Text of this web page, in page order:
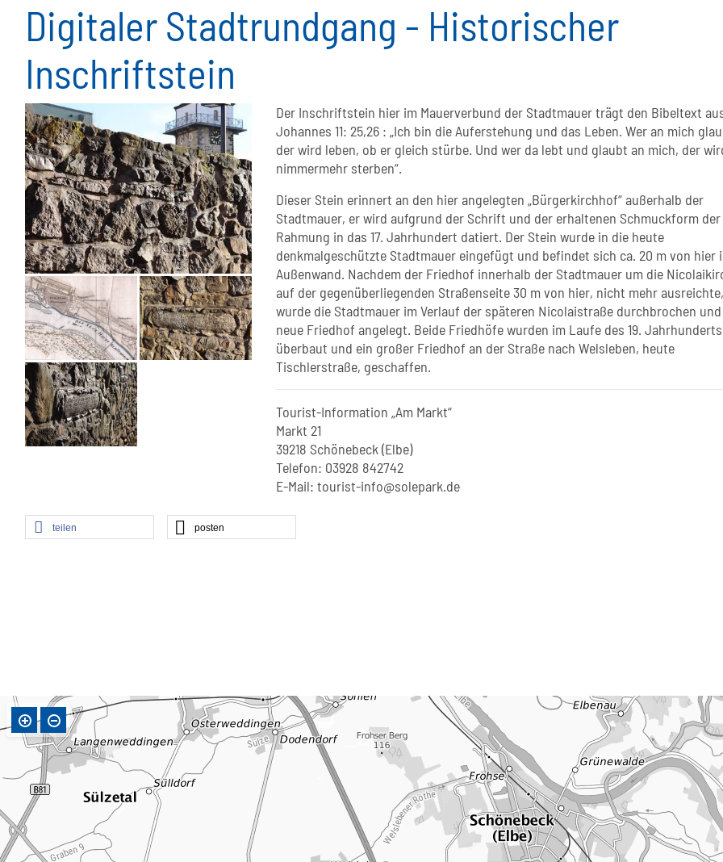
Digitaler Stadtrundgang - Historischer
Inschriftstein
Der Inschriftstein hier im Mauerverbund der Stadtmauer trägt den Bibeltext
Johannes 11: 25,26 : „Ich bin die Auferstehung und das Leben. Wer an mich
der wird leben, ob er gleich stürbe. Und wer da lebt und glaubt an mich, der
nimmermehr sterben“.
Dieser Stein erinnert an den hier angelegten „Bürgerkirchhof“ außerhalb der
Stadtmauer, er wird aufgrund der Schrift und der erhaltenen Schmuckform der
Rahmung in das 17. Jahrhundert datiert. Der Stein wurde in die heute
denkmalgeschützte Stadtmauer eingefügt und befindet sich ca. 20 m von hier
Außenwand. Nachdem der Friedhof innerhalb der Stadtmauer um die
auf der gegenüberliegenden Straßenseite 30 m von hier, nicht mehr ausreichte,
wurde die Stadtmauer im Verlauf der späteren Nicolaistraße durchbrochen
neue Friedhof angelegt. Beide Friedhöfe wurden im Laufe des 19. Jahrhunderts
überbaut und ein großer Friedhof an der Straße nach Welsleben, heute
Tischlerstraße, geschaffen.
Tourist-Information „Am Markt“
Markt 21
39218 Schönebeck (Elbe)
Telefon: 03928 842742
E-Mail: tourist-info@solepark.de
teilen posten